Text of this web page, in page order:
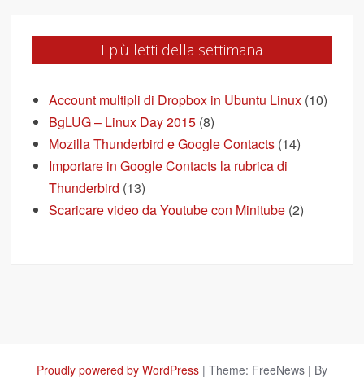
I più letti della settimana
Account multipli di Dropbox in Ubuntu Linux (10)
BgLUG – Linux Day 2015 (8)
Mozilla Thunderbird e Google Contacts (14)
Importare in Google Contacts la rubrica di
Thunderbird (13)
Scaricare video da Youtube con Minitube (2)
Proudly powered by WordPress | Theme: FreeNews | By